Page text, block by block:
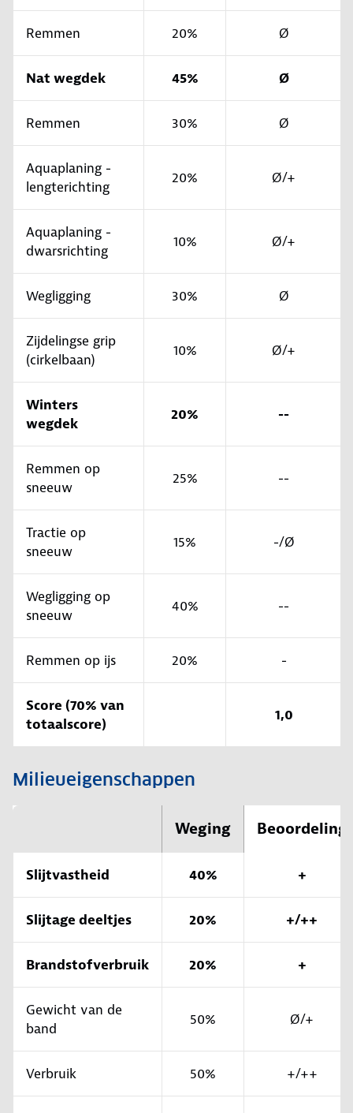
Remmen 20% Ø
Nat wegdek 45% Ø
Remmen 30% Ø
Aquaplaning -
lengterichting
20% Ø/+
Aquaplaning -
dwarsrichting
10% Ø/+
Wegligging 30% Ø
Zijdelingse grip
(cirkelbaan)
10% Ø/+
Winters
wegdek
20% --
Remmen op
sneeuw
25% --
Tractie op
sneeuw
15% -/Ø
Wegligging op
sneeuw
40% --
Remmen op ijs 20% -
Score (70% van
totaalscore)
1,0
Milieueigenschappen
Weging Beoordeling
Slijtvastheid 40% +
Slijtage deeltjes 20% +/++
Brandstofverbruik 20% +
Gewicht van de
band
50% Ø/+
Verbruik 50% +/++